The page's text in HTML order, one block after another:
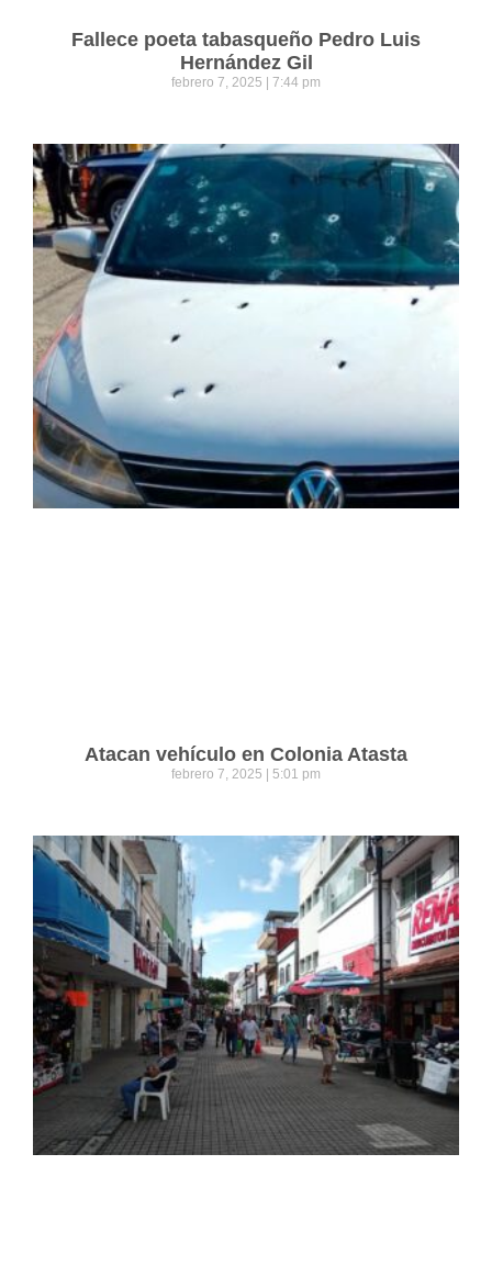
Fallece poeta tabasqueño Pedro Luis
Hernández Gil
febrero 7, 2025 7:44 pm
Atacan vehículo en Colonia Atasta
febrero 7, 2025 5:01 pm